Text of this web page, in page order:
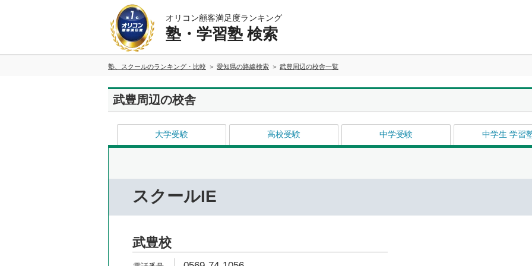
オリコン顧客満足度ランキング
塾・学習塾 検索
塾、スクールのランキング・比較 愛知県の路線検索 武豊周辺の校舎一覧
武豊周辺の校舎
大学受験 高校受験 中学受験 中学生 学習
スクールIE
武豊校